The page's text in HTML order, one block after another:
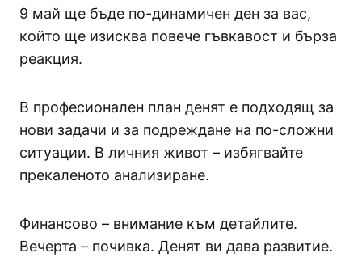
9 май ще бъде по-динамичен ден за вас,
който ще изисква повече гъвкавост и бърза
реакция.
В професионален план денят е подходящ за
нови задачи и за подреждане на по-сложни
ситуации. В личния живот – избягвайте
прекаленото анализиране.
Финансово – внимание към детайлите.
Вечерта – почивка. Денят ви дава развитие.